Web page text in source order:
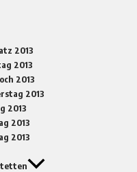
2013
2013
2013
2013
2013
2013
2013